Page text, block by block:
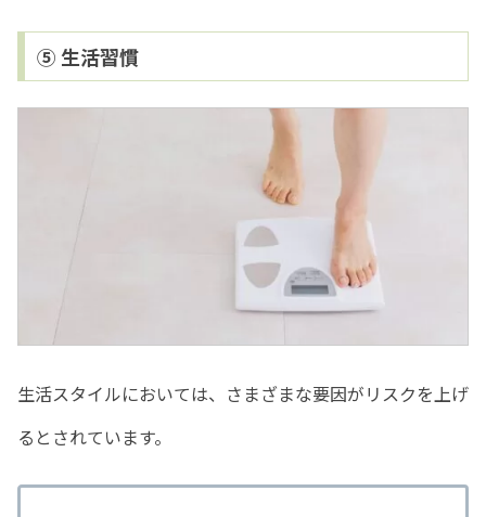
⑤ 生活習慣
生活スタイルにおいては、さまざまな要因がリスクを上げ
るとされています。